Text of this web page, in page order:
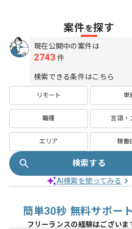
案件を探す
現在公開中の案件は
2743 件
検索できる条件はこちら
リモート 単
職種 言語・
エリア 稼働
検索する
AI検索を使ってみる
簡単30秒 無料サポー
フリーランスの経験はございま